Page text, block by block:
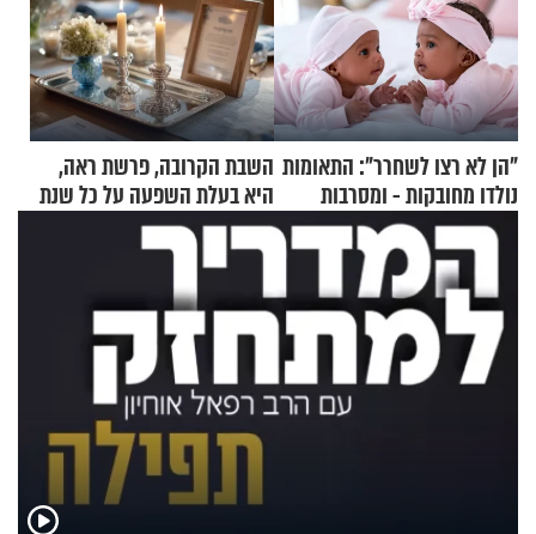
"הן לא רצו לשחרר": התאומות
נולדו מחובקות - ומסרבות
להיפרד
השבת הקרובה, פרשת ראה,
היא בעלת השפעה על כל שנת
תשפ"ז